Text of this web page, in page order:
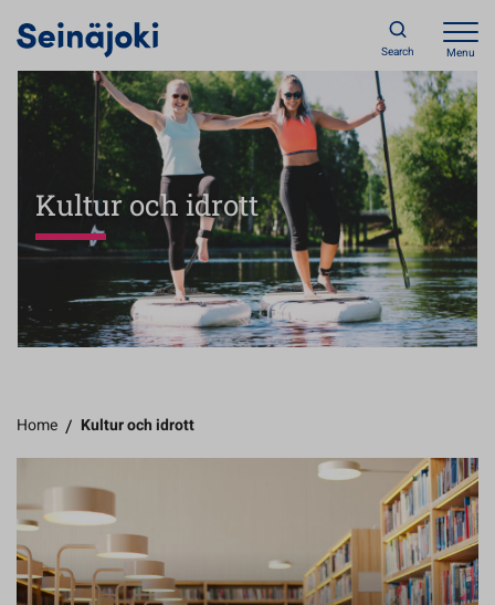
Search Menu
Kultur och idrott
Home / Kultur och idrott